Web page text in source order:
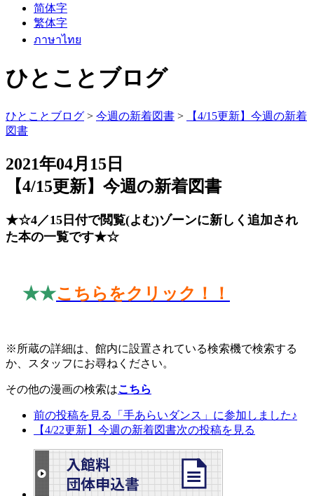
简体字
繁体字
ภาษาไทย
ひとことブログ
ひとことブログ > 今週の新着図書 >
【4/15更新】今週の新着
図書
2021年04月15日
【4/15更新】今週の新着図書
★☆4／15日付で閲覧(よむ)ゾーンに新しく追加され
た本の一覧です★☆
★★こちらをクリック！！
※所蔵の詳細は、館内に設置されている検索機で検索する
か、スタッフにお尋ねください。
その他の漫画の検索はこちら
前の投稿を見る
「手あらいダンス」に参加しました♪
【4/22更新】今週の新着図書次の投稿を見る